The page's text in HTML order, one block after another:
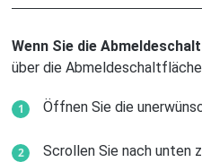
Wenn Sie die
über die
Öffnen Sie die
Scrollen Sie nach unten